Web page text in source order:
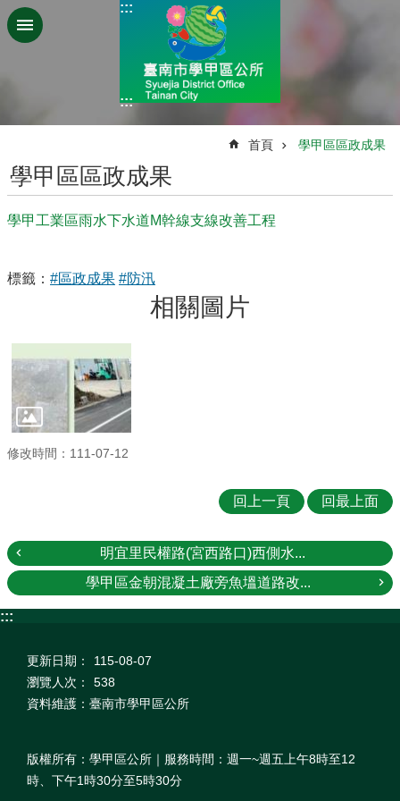
跳到主要內容區塊
:::
:::
首頁 學甲區區政成果
學甲區區政成果
學甲工業區雨水下水道M幹線支線改善工程
標籤： #區政成果 #防汛
相關圖片
修改時間：111-07-12
回上一頁 回最上面
明宜里民權路(宮西路口)西側水...
學甲區金朝混凝土廠旁魚塭道路改...
:::
更新日期：
115-08-07
瀏覽人次：
538
資料維護：臺南市學甲區公所
版權所有：學甲區公所｜服務時間：週一~週五上午8時至12
時、下午1時30分至5時30分